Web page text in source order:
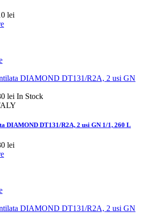
lei
lei In Stock
DIAMOND DT131/R2A, 2 usi GN 1/1, 260 L
lei